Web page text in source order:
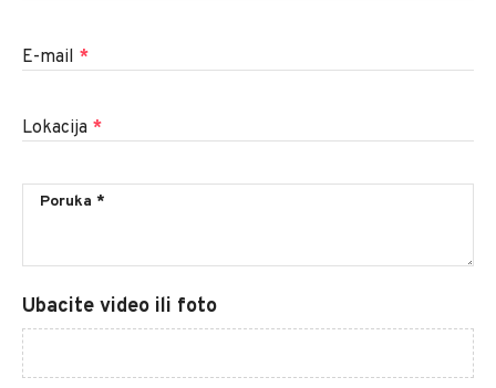
E-mail *
Lokacija *
Ubacite video ili foto